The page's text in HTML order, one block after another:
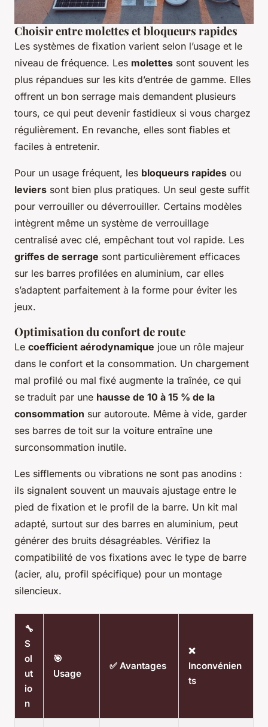
Choisir entre molettes et bloqueurs rapides
Les systèmes de fixation varient selon l’usage et le
niveau de fréquence. Les molettes sont souvent les
plus répandues sur les kits d’entrée de gamme. Elles
offrent un bon serrage mais demandent plusieurs
tours, ce qui peut devenir fastidieux si vous chargez
régulièrement. En revanche, elles sont fiables et
faciles à entretenir.
Pour un usage fréquent, les bloqueurs rapides ou
leviers sont bien plus pratiques. Un seul geste suffit
pour verrouiller ou déverrouiller. Certains modèles
intègrent même un système de verrouillage
centralisé avec clé, empêchant tout vol rapide. Les
griffes de serrage sont particulièrement efficaces
sur les barres profilées en aluminium, car elles
s’adaptent parfaitement à la forme pour éviter les
jeux.
Optimisation du confort de route
Le coefficient aérodynamique joue un rôle majeur
dans le confort et la consommation. Un chargement
mal profilé ou mal fixé augmente la traînée, ce qui
se traduit par une hausse de 10 à 15 % de la
consommation sur autoroute. Même à vide, garder
ses barres de toit sur la voiture entraîne une
surconsommation inutile.
Les sifflements ou vibrations ne sont pas anodins :
ils signalent souvent un mauvais ajustage entre le
pied de fixation et le profil de la barre. Un kit mal
adapté, surtout sur des barres en aluminium, peut
générer des bruits désagréables. Vérifiez la
compatibilité de vos fixations avec le type de barre
(acier, alu, profil spécifique) pour un montage
silencieux.
🔧
S
ol
ut
io
n
🎯
Usage
✅ Avantages
❌
Inconvénien
ts